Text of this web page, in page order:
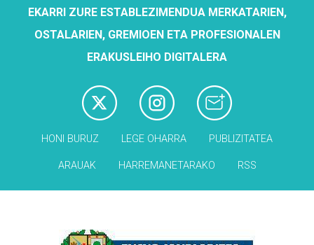
EKARRI ZURE ESTABLEZIMENDUA MERKATARIEN,
OSTALARIEN, GREMIOEN ETA PROFESIONALEN
ERAKUSLEIHO DIGITALERA
HONI BURUZ LEGE OHARRA PUBLIZITATEA
ARAUAK HARREMANETARAKO RSS